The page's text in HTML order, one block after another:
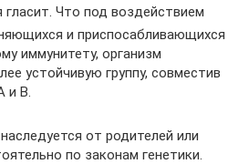
гласит. Что под воздействием
и приспосабливающихся
иммунитету, организм
устойчивую группу, совместив
и В.
от родителей или
по законам генетики.